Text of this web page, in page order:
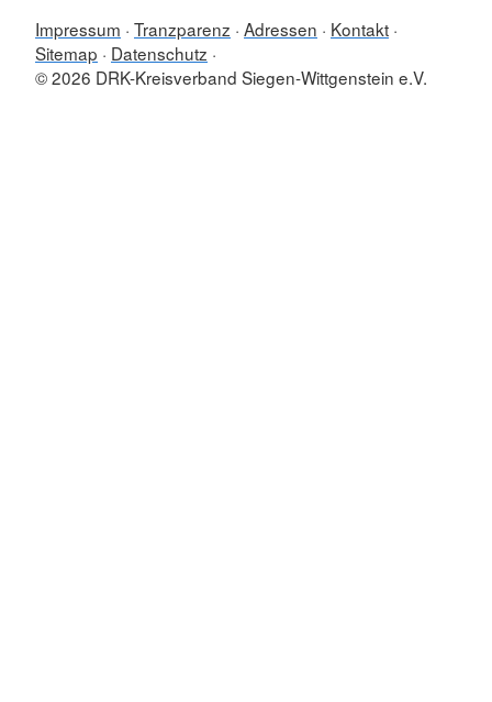
Impressum Tranzparenz Adressen
Kontakt
Sitemap
Datenschutz
© 2026 DRK-Kreisverband Siegen-Wittgenstein e.V.